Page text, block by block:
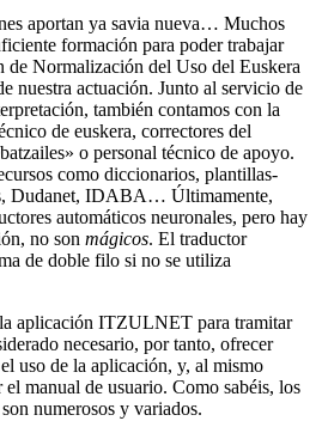
aportan ya savia nueva… Muchos
formación para poder trabajar
de Normalización del Uso del Euskera
nuestra actuación. Junto al servicio de
también contamos con la
de euskera, correctores del
o personal técnico de apoyo.
como diccionarios, plantillas-
Dudanet, IDABA… Últimamente,
automáticos neuronales, pero hay
no son mágicos. El traductor
de doble filo si no se utiliza
aplicación ITZULNET para tramitar
necesario, por tanto, ofrecer
uso de la aplicación, y, al mismo
manual de usuario. Como sabéis, los
numerosos y variados.